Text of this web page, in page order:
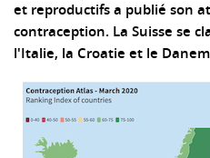
et reproductifs a publié son
contraception. La Suisse se
l'Italie, la Croatie et le